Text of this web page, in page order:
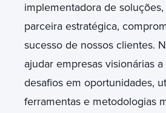
implementadora de
parceira estratégica,
sucesso de nossos clientes.
ajudar empresas visionárias
desafios em oportunidades,
ferramentas e metodologias